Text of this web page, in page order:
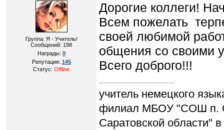
Группа: Я - Учитель!
Сообщений: 198
Награды: 0
Репутация: 145
Статус:Offline
Дорогие коллеги!
Всем пожелать
своей любимой
общения со своими
Всего доброго!!!
учитель немецкого
филиал МБОУ "СОШ п.
Саратовской области"